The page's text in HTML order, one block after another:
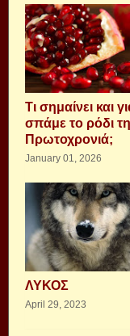
Τι σημαίνει και
σπάμε το ρόδι
Πρωτοχρονιά;
January 01, 2026
ΛΥΚΟΣ
April 29, 2023